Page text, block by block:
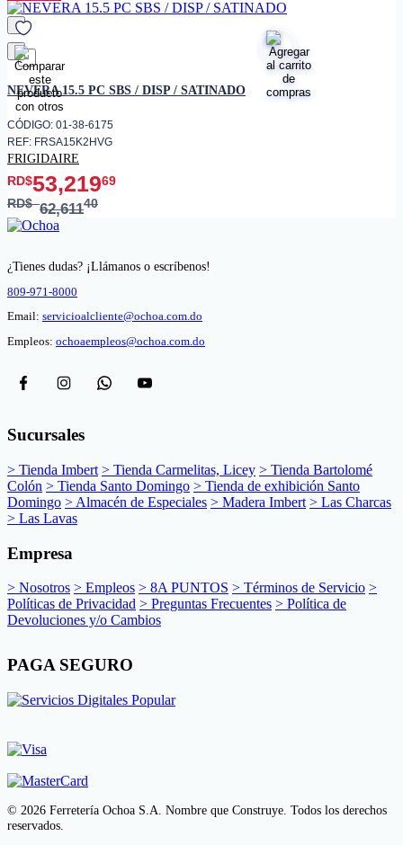
favorito
NEVERA 15.5 PC SBS / DISP / SATINADO
CÓDIGO: 01-38-6175
REF: FRSA15K2HVG
FRIGIDAIRE
RD$53,21969
RD$62,61140
¿Tienes dudas? ¡Llámanos o escríbenos!
809-971-8000
Email: servicioalcliente@ochoa.com.do
Empleos: ochoaempleos@ochoa.com.do
Sucursales
> Tienda Imbert > Tienda Carmelitas, Licey > Tienda Bartolomé
Colón > Tienda Santo Domingo > Tienda de exhibición Santo
Domingo > Almacén de Especiales > Madera Imbert > Las Charcas
> Las Lavas
Empresa
> Nosotros > Empleos > 8A PUNTOS > Términos de Servicio >
Políticas de Privacidad > Preguntas Frecuentes > Política de
Devoluciones y/o Cambios
PAGA SEGURO
© 2026 Ferretería Ochoa S.A. Nombre que Construye. Todos los derechos
reservados.